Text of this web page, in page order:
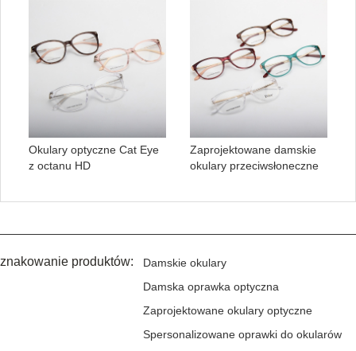
Okulary optyczne Cat Eye
z octanu HD
Zaprojektowane damskie
okulary przeciwsłoneczne
znakowanie produktów:
Damskie okulary
Damska oprawka optyczna
Zaprojektowane okulary optyczne
Spersonalizowane oprawki do okularów